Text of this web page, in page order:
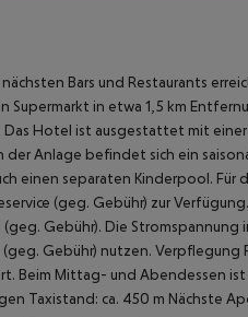
Bars und Restaurants
in etwa 1,5 km
Hotel ist ausgestattet mit
der Anlage befindet sich ein
einen separaten Kinderpool. Für
(geg. Gebühr) zur
Gebühr). Die
Gebühr) nutzen. Verpflegung
Mittag- und Abendessen ist
Taxistand: ca. 450 m Nächste